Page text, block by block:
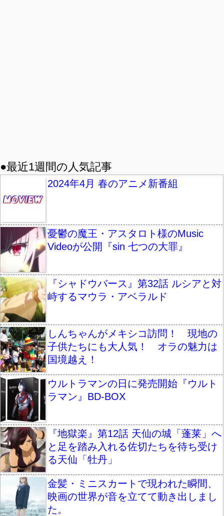
●最近1週間の人気記事
2024年4月 春のアニメ新番組
憂鬱の魔王・アスタロト様のMusic
Videoが公開『sin 七つの大罪』
『シャドウバース』第32話 ルシアと対
峙するマウラ・アベラルド
しんちゃんがメキシコ訪問！ 現地の
子供たちにも大人気！ オラの魅力は
国境越え！
ウルトラマンの日に発売開始『ウルト
ラマン』BD-BOX
『地獄楽』第12話 天仙の城「蓬莱」へ
と足を踏み入れる佐切たちを待ち受け
る天仙「牡丹」
金髪・ミニスカートで現われた瞬間、
映画の世界が音を立てて動き出しまし
た。